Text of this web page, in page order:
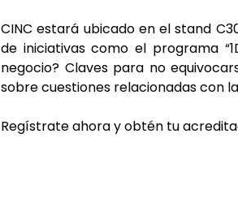
CINC estará ubicado en el stand
de iniciativas como el programa
negocio? Claves para no
sobre cuestiones relacionadas con
Regístrate ahora y obtén tu